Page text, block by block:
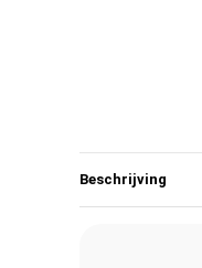
Beschrijving